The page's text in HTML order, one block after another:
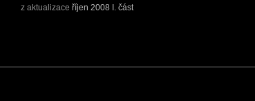
z aktualizace říjen 2008 I. část